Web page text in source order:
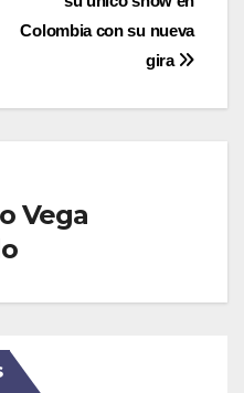
Colombia con su nueva
gira
Vega